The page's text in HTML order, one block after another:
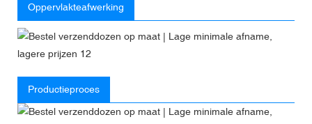
Oppervlakteafwerking
Productieproces